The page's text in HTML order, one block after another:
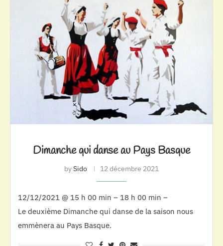
Dimanche qui danse au Pays Basque
bySido 12 décembre 2021
12/12/2021 @ 15 h 00 min – 18 h 00 min –
Le deuxième Dimanche qui danse de la saison nous
emmènera au Pays Basque.